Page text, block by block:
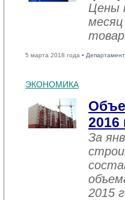
Цены
5 марта 2018 года •
ЭКОНОМИКА
2016
За
2015